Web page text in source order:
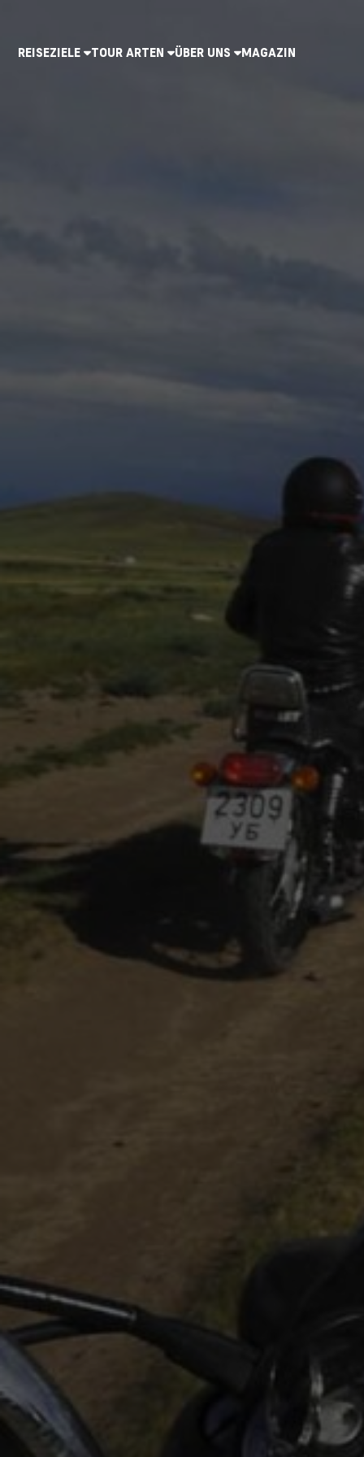
REISEZIELE TOUR ARTEN ÜBER UNS MAGAZIN